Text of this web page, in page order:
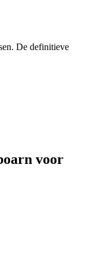
De definitieve
voor